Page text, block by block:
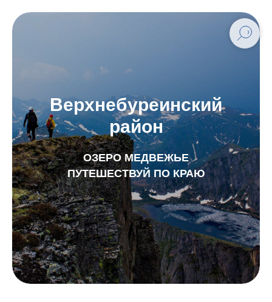
Верхнебуреинский
район
ОЗЕРО МЕДВЕЖЬЕ
ПУТЕШЕСТВУЙ ПО КРАЮ